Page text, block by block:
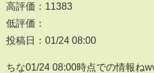
高評価：11383
低評価：
投稿日：01/24 08:00
ちな01/24 08:00時点での情報ね